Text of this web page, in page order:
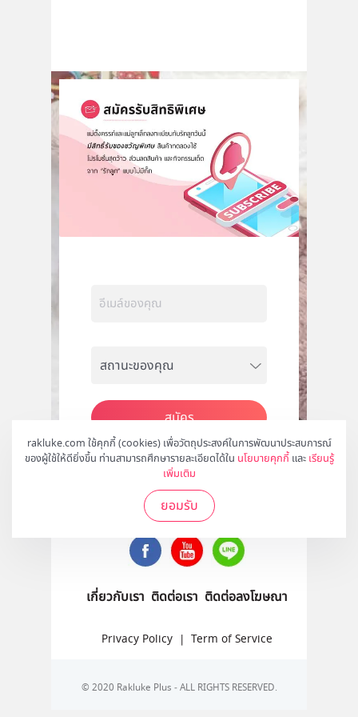
rakluke.com ใช้คุกกี้ (cookies) เพื่อวัตถุประสงค์ในการพัฒนาประสบการณ์
ของผู้ใช้ให้ดียิ่งขึ้น ท่านสามารถศึกษารายละเอียดได้ใน นโยบายคุกกี้ และ เรียนรู้
เพิ่มเติม
ยอมรับ
สมัคร
ติดตามเราได้ที่
เกี่ยวกับเรา ติดต่อเรา ติดต่อลงโฆษณา
Privacy Policy | Term of Service
© 2020 Rakluke Plus - ALL RIGHTS RESERVED.